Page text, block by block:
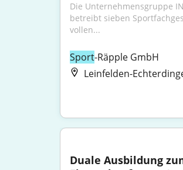
Die Unternehmensgruppe
betreibt sieben
vollen...
Sport-Räpple GmbH
Leinfelden-
Duale Ausbildung